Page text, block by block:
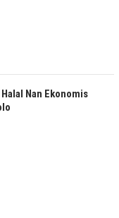
Nan Ekonomis